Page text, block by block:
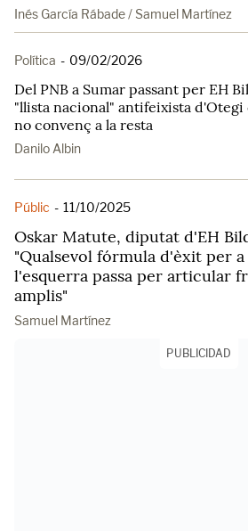
Inés García Rábade / Samuel Martínez
Política - 09/02/2026
Del PNB a Sumar passant per EH
"llista nacional" antifeixista d'Otegi
no convenç a la resta
Danilo Albin
Públic - 11/10/2025
Oskar Matute, diputat d'EH
"Qualsevol fórmula d'èxit per a
l'esquerra passa per articular
amplis"
Samuel Martínez
PUBLICIDAD